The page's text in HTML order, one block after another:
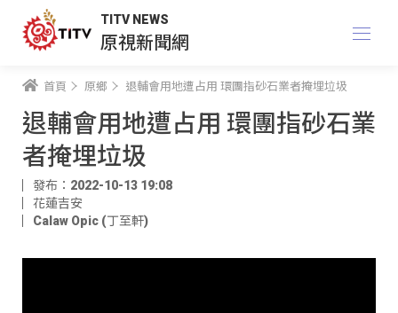
TITV NEWS
原視新聞網
首頁 原鄉 退輔會用地遭占用 環團指砂石業者掩埋垃圾
退輔會用地遭占用 環團指砂石業
者掩埋垃圾
發布：2022-10-13 19:08
花蓮吉安
Calaw Opic (丁至軒)